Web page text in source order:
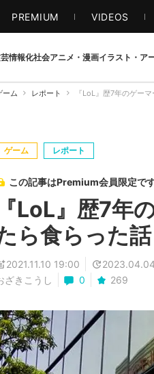
PREMIUM VIDEOS
情報化社会アニメ・漫画イラスト・ア
ーム レポート 『LoL』歴7年のゲー
ゲーム レポート
この記事はPremium会員限定で
『LoL』歴7年
ら食らった
2021.11.10 19:00
ざきこうし
0 269